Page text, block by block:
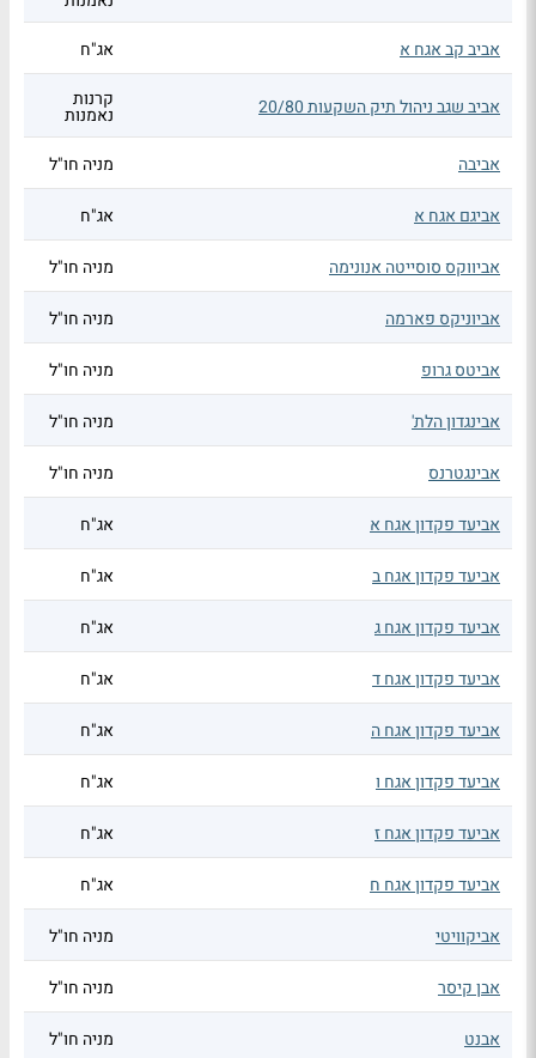
אביב קב אגח א
אג"ח
אביב שגב ניהול תיק השקעות 20/80 קרנות
נאמנות
אביבה
מניה חו"ל
אביגם אגח א אג"ח
אביווקס סוסייטה אנונימה מניה חו"ל
אביוניקס פארמה מניה חו"ל
אביטס גרופ מניה חו"ל
אבינגדון הלת' מניה חו"ל
אבינגטרנס מניה חו"ל
אביעד פקדון אגח א אג"ח
אביעד פקדון אגח ב אג"ח
אביעד פקדון אגח ג אג"ח
אביעד פקדון אגח ד אג"ח
אביעד פקדון אגח ה אג"ח
אביעד פקדון אגח ו אג"ח
אביעד פקדון אגח ז אג"ח
אביעד פקדון אגח ח אג"ח
אביקוויטי מניה חו"ל
אבן קיסר מניה חו"ל
אבנט מניה חו"ל